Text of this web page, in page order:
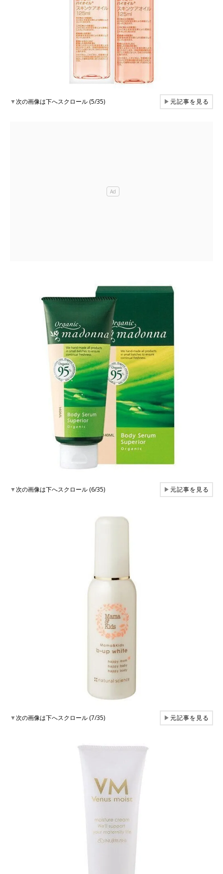
▼次の画像は下へスクロール (5/35) ▶元記事を見る
▼次の画像は下へスクロール (6/35) ▶元記事を見る
▼次の画像は下へスクロール (7/35) ▶元記事を見る